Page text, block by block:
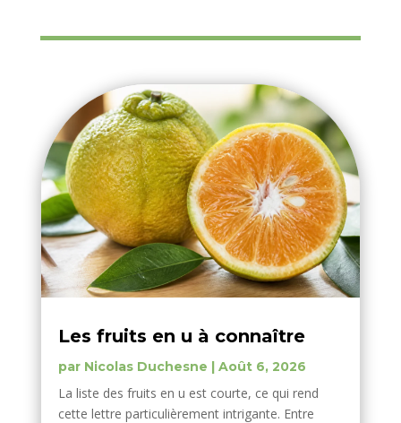
Les fruits en u à connaître
par Nicolas Duchesne | Août 6, 2026
La liste des fruits en u est courte, ce qui rend
cette lettre particulièrement intrigante. Entre